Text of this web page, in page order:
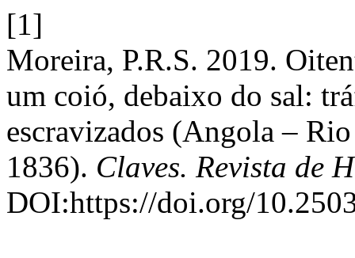
[1]
Moreira, P.R.S. 2019.
um coió, debaixo do sal:
escravizados (Angola –
1836). Claves. Revista de
DOI:https://doi.org/